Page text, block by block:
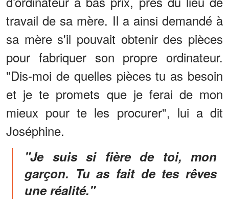
travail de sa mère. Il a ainsi demandé à
sa mère s'il pouvait obtenir des pièces
pour fabriquer son propre ordinateur.
"Dis-moi de quelles pièces tu as besoin
et je te promets que je ferai de mon
mieux pour te les procurer", lui a dit
Joséphine.
"Je suis si fière de toi, mon
garçon. Tu as fait de tes rêves
une réalité."